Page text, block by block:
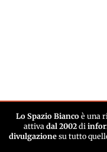
Lo Spazio Biancoè una
attiva dal 2002 di
divulgazione su tutto